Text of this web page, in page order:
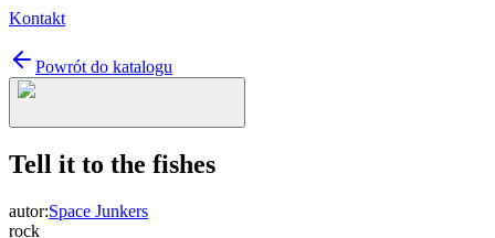
Kontakt
Powrót do katalogu
Tell it to the fishes
autor:Space Junkers
rock